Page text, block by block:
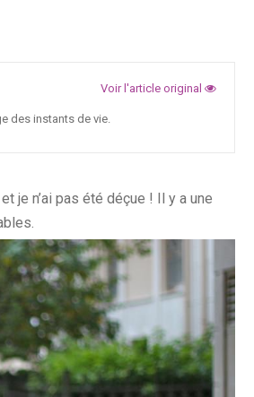
Voir l'article original
des instants de vie.
et je n’ai pas été déçue ! Il y a une